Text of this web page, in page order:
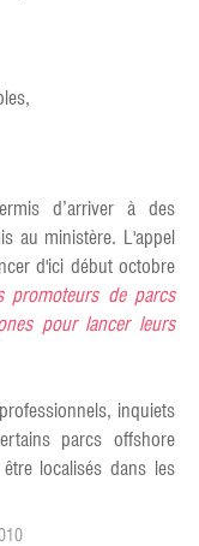
d’arriver à des
au ministère. L'appel
d'ici début octobre
promoteurs de parcs
pour lancer leurs
inquiets
parcs offshore
localisés dans les